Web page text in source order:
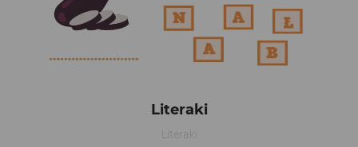
Literaki
Literaki